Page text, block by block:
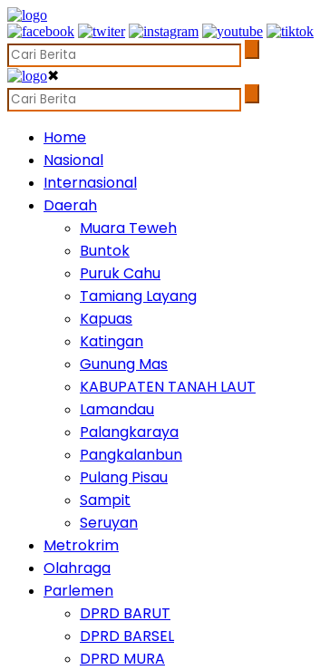
✖
Home
Nasional
Internasional
Daerah
Muara Teweh
Buntok
Puruk Cahu
Tamiang Layang
Kapuas
Katingan
Gunung Mas
KABUPATEN TANAH LAUT
Lamandau
Palangkaraya
Pangkalanbun
Pulang Pisau
Sampit
Seruyan
Metrokrim
Olahraga
Parlemen
DPRD BARUT
DPRD BARSEL
DPRD MURA